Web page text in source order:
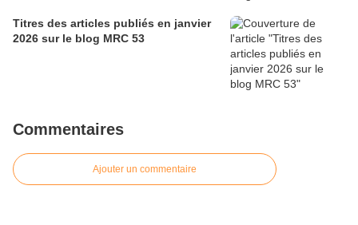
Titres des articles publiés en janvier
2026 sur le blog MRC 53
Commentaires
Ajouter un commentaire